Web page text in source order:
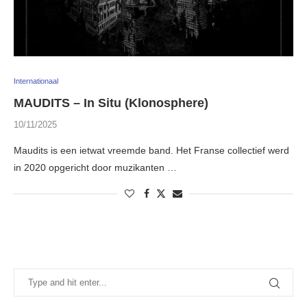
Internationaal
MAUDITS – In Situ (Klonosphere)
10/11/2025
Maudits is een ietwat vreemde band. Het Franse collectief werd
in 2020 opgericht door muzikanten …